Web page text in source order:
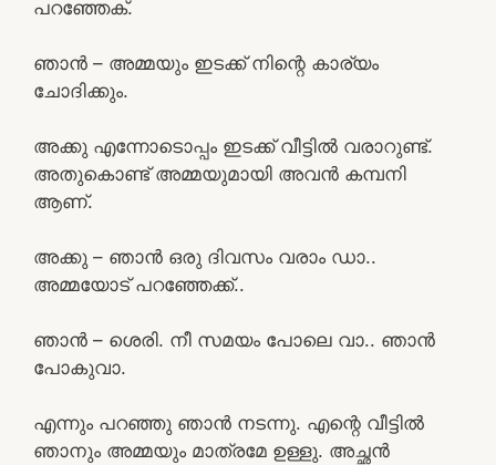
പറഞ്ഞേക്.
ഞാൻ – അമ്മയും ഇടക്ക് നിന്റെ കാര്യം
ചോദിക്കും.
അക്കു എന്നോടൊപ്പം ഇടക്ക് വീട്ടിൽ വരാറുണ്ട്.
അതുകൊണ്ട് അമ്മയുമായി അവൻ കമ്പനി
ആണ്.
അക്കു – ഞാൻ ഒരു ദിവസം വരാം ഡാ..
അമ്മയോട് പറഞ്ഞേക്ക്..
ഞാൻ – ശെരി. നീ സമയം പോലെ വാ.. ഞാൻ
പോകുവാ.
എന്നും പറഞ്ഞു ഞാൻ നടന്നു. എന്റെ വീട്ടിൽ
ഞാനും അമ്മയും മാത്രമേ ഉള്ളു. അച്ഛൻ